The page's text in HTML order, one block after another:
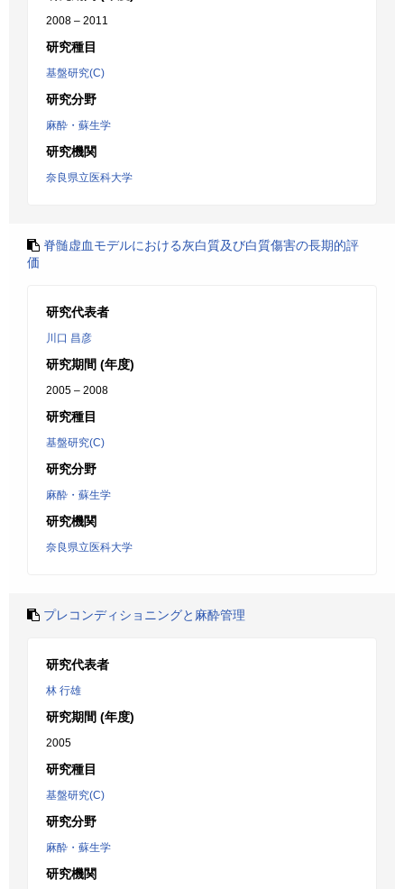
2008 – 2011
研究種目
基盤研究(C)
研究分野
麻酔・蘇生学
研究機関
奈良県立医科大学
脊髄虚血モデルにおける灰白質及び白質傷害の長期的評
価
研究代表者
川口 昌彦
研究期間 (年度)
2005 – 2008
研究種目
基盤研究(C)
研究分野
麻酔・蘇生学
研究機関
奈良県立医科大学
プレコンディショニングと麻酔管理
研究代表者
林 行雄
研究期間 (年度)
2005
研究種目
基盤研究(C)
研究分野
麻酔・蘇生学
研究機関